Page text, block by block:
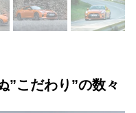
こだわり”の数々